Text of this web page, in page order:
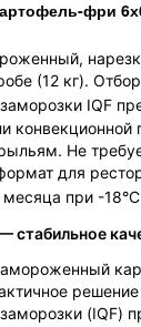
фри
(12 кг).
IQF
конвекционной
Не
для
при -18°C
стабильное
(IQF)